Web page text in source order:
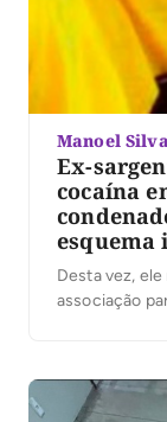
Manoel
Ex-
cocaína
Desta vez,
associação